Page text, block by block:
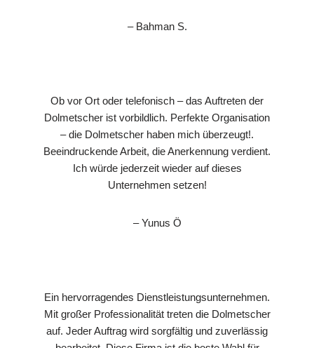
– Bahman S.
Ob vor Ort oder telefonisch – das Auftreten der
Dolmetscher ist vorbildlich. Perfekte Organisation
– die Dolmetscher haben mich überzeugt!.
Beeindruckende Arbeit, die Anerkennung verdient.
Ich würde jederzeit wieder auf dieses
Unternehmen setzen!
– Yunus Ö
Ein hervorragendes Dienstleistungsunternehmen.
Mit großer Professionalität treten die Dolmetscher
auf. Jeder Auftrag wird sorgfältig und zuverlässig